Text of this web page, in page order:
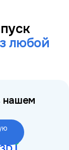
любой
нашем